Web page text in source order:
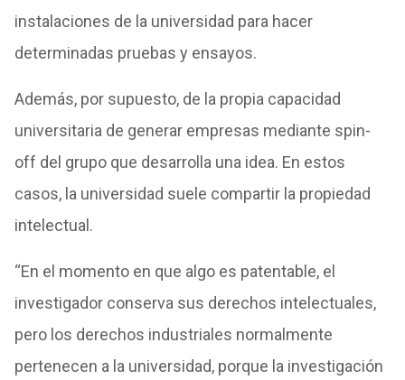
instalaciones de la universidad para hacer
determinadas pruebas y ensayos.
Además, por supuesto, de la propia capacidad
universitaria de generar empresas mediante spin-
off del grupo que desarrolla una idea. En estos
casos, la universidad suele compartir la propiedad
intelectual.
“En el momento en que algo es patentable, el
investigador conserva sus derechos intelectuales,
pero los derechos industriales normalmente
pertenecen a la universidad, porque la investigación